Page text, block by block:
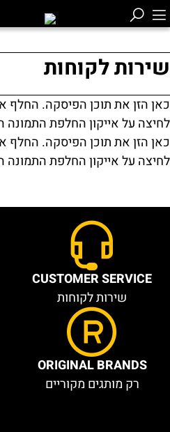
שירות לקוחות
כאן הזן את תוכן הפיסקה. החלף
לחיצה על אייקון החלפת
כאן הזן את תוכן הפיסקה. החלף
לחיצה על אייקון החלפת
CUSTOMER SERVICE
שירות לקוחות
ORIGINAL BRANDS
רק מותגים מקוריים